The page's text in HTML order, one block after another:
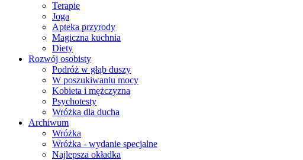
Terapie
Joga
Apteka przyrody
Magiczna kuchnia
Diety
Rozwój osobisty
Podróż w głąb duszy
W poszukiwaniu mocy
Kobieta i mężczyzna
Psychotesty
Wróżka dla ducha
Archiwum
Wróżka
Wróżka - wydanie specjalne
Najlepsza okładka